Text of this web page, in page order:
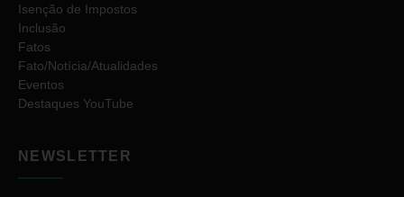
Isenção de Impostos
Inclusão
Fatos
Fato/Notícia/Atualidades
Eventos
Destaques YouTube
NEWSLETTER